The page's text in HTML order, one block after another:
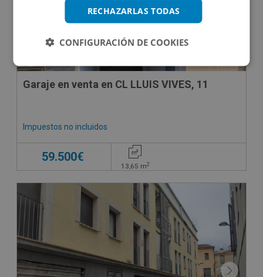
Garaje en venta en CL LLUIS VIVES, 11
Impuestos no incluidos
59.500€
13,65 m2
RECHAZARLAS TODAS
CONFIGURACIÓN DE COOKIES